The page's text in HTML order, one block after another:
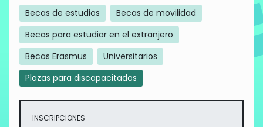
Becas de estudios
Becas de movilidad
Becas para estudiar en el extranjero
Becas Erasmus
Universitarios
Plazas para discapacitados
INSCRIPCIONES